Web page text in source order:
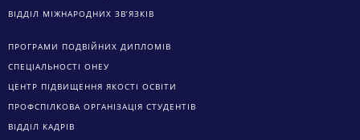
ВІДДІЛ МІЖНАРОДНИХ ЗВ’ЯЗКІВ
ПРОГРАМИ ПОДВІЙНИХ ДИПЛОМІВ
СПЕЦІАЛЬНОСТІ ОНЕУ
ЦЕНТР ПІДВИЩЕННЯ ЯКОСТІ ОСВІТИ
ПРОФСПІЛКОВА ОРГАНІЗАЦІЯ СТУДЕНТІВ
ВІДДІЛ КАДРІВ